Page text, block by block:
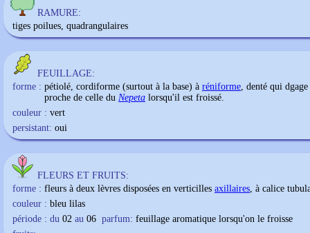
RAMURE:
tiges poilues, quadrangulaires
FEUILLAGE:
forme : pétiolé, cordiforme (surtout à la base) à réniforme, denté qui
proche de celle du Nepeta lorsqu'il est froissé.
couleur : vert
persistant: oui
FLEURS ET FRUITS:
forme : fleurs à deux lèvres disposées en verticilles axillaires, à calice
couleur : bleu lilas
période : du 02 au 06 parfum: feuillage aromatique lorsqu'on le froisse